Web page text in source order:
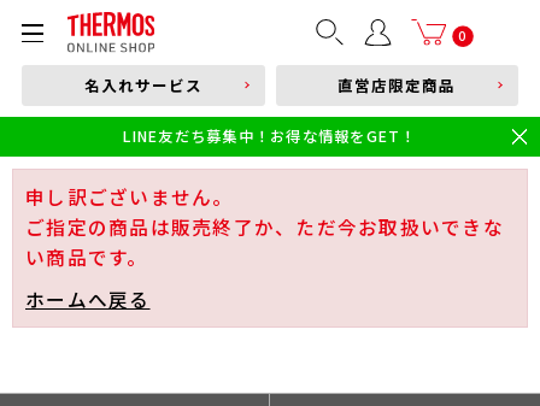
0
部品購入はこちら
本体品番やキーワードを入力
食洗機対応 新製品
幼児・園児向け水筒
小学生 低・中学年向け水筒
小学生 中・高学年向け水筒
名入れサービス 直営店限定商品
LINE友だち募集中！お得な情報をGET！
申し訳ございません。
ご指定の商品は販売終了か、ただ今お取扱いできな
い商品です。
ホームへ戻る